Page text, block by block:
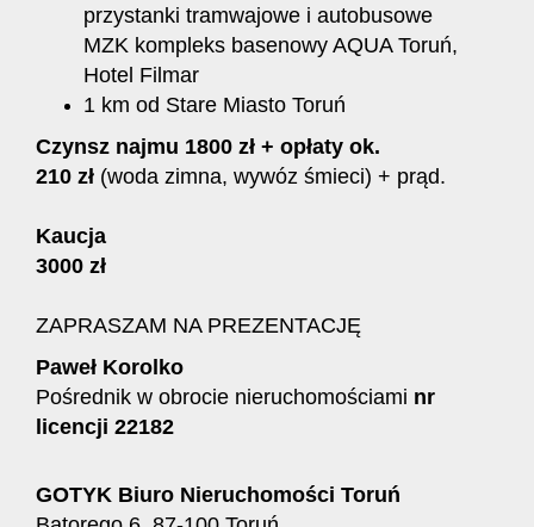
przystanki tramwajowe i autobusowe
MZK kompleks basenowy AQUA Toruń,
Hotel Filmar
1 km od Stare Miasto Toruń
Czynsz najmu 1800 zł + opłaty ok.
210 zł (woda zimna, wywóz śmieci) + prąd.
Kaucja
3000 zł
ZAPRASZAM NA PREZENTACJĘ
Paweł Korolko
Pośrednik w obrocie nieruchomościami nr
licencji 22182
GOTYK Biuro Nieruchomości Toruń